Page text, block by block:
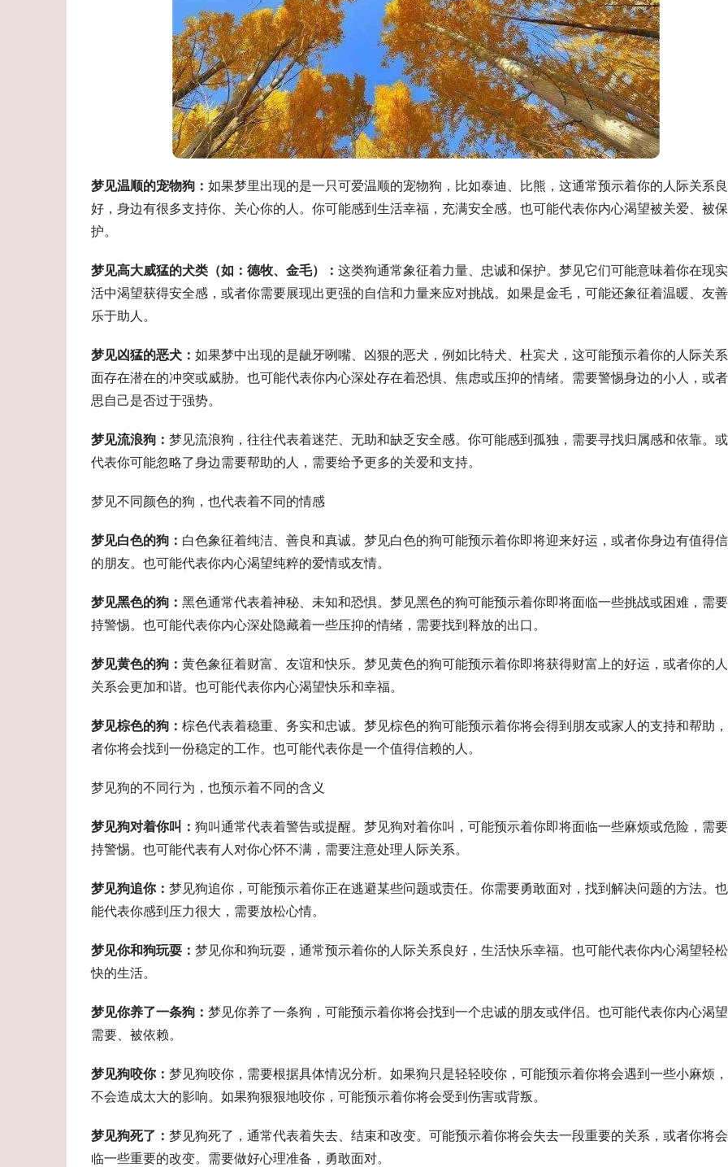
梦见温顺的宠物狗： 如果梦里出现的是一只可爱温顺的宠物狗，比如泰迪、比熊，这通常预示着你的人际关系良
好，身边有很多支持你、关心你的人。你可能感到生活幸福，充满安全感。也可能代表你内心渴望被关爱、被保
护。
梦见高大威猛的犬类（如：德牧、金毛）： 这类狗通常象征着力量、忠诚和保护。梦见它们可能意味着你在现
活中渴望获得安全感，或者你需要展现出更强的自信和力量来应对挑战。如果是金毛，可能还象征着温暖、友
乐于助人。
梦见凶猛的恶犬： 如果梦中出现的是龇牙咧嘴、凶狠的恶犬，例如比特犬、杜宾犬，这可能预示着你的人际关
面存在潜在的冲突或威胁。也可能代表你内心深处存在着恐惧、焦虑或压抑的情绪。需要警惕身边的小人，或
思自己是否过于强势。
梦见流浪狗： 梦见流浪狗，往往代表着迷茫、无助和缺乏安全感。你可能感到孤独，需要寻找归属感和依靠。
代表你可能忽略了身边需要帮助的人，需要给予更多的关爱和支持。
梦见不同颜色的狗，也代表着不同的情感
梦见白色的狗： 白色象征着纯洁、善良和真诚。梦见白色的狗可能预示着你即将迎来好运，或者你身边有值得
的朋友。也可能代表你内心渴望纯粹的爱情或友情。
梦见黑色的狗： 黑色通常代表着神秘、未知和恐惧。梦见黑色的狗可能预示着你即将面临一些挑战或困难，需
持警惕。也可能代表你内心深处隐藏着一些压抑的情绪，需要找到释放的出口。
梦见黄色的狗： 黄色象征着财富、友谊和快乐。梦见黄色的狗可能预示着你即将获得财富上的好运，或者你的
关系会更加和谐。也可能代表你内心渴望快乐和幸福。
梦见棕色的狗： 棕色代表着稳重、务实和忠诚。梦见棕色的狗可能预示着你将会得到朋友或家人的支持和帮助
者你将会找到一份稳定的工作。也可能代表你是一个值得信赖的人。
梦见狗的不同行为，也预示着不同的含义
梦见狗对着你叫： 狗叫通常代表着警告或提醒。梦见狗对着你叫，可能预示着你即将面临一些麻烦或危险，需
持警惕。也可能代表有人对你心怀不满，需要注意处理人际关系。
梦见狗追你： 梦见狗追你，可能预示着你正在逃避某些问题或责任。你需要勇敢面对，找到解决问题的方法。
能代表你感到压力很大，需要放松心情。
梦见你和狗玩耍： 梦见你和狗玩耍，通常预示着你的人际关系良好，生活快乐幸福。也可能代表你内心渴望轻
快的生活。
梦见你养了一条狗： 梦见你养了一条狗，可能预示着你将会找到一个忠诚的朋友或伴侣。也可能代表你内心渴
需要、被依赖。
梦见狗咬你： 梦见狗咬你，需要根据具体情况分析。如果狗只是轻轻咬你，可能预示着你将会遇到一些小麻烦
不会造成太大的影响。如果狗狠狠地咬你，可能预示着你将会受到伤害或背叛。
梦见狗死了： 梦见狗死了，通常代表着失去、结束和改变。可能预示着你将会失去一段重要的关系，或者你将
临一些重要的改变。需要做好心理准备，勇敢面对。